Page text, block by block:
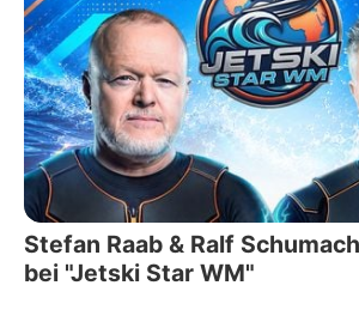
Stefan Raab & Ralf
bei "Jetski Star WM"